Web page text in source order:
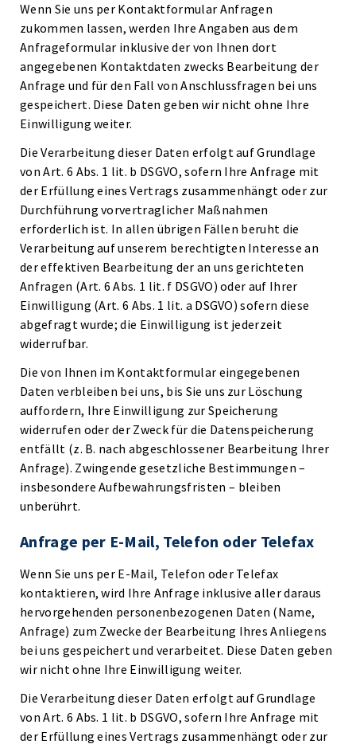
Wenn Sie uns per Kontaktformular Anfragen
zukommen lassen, werden Ihre Angaben aus dem
Anfrageformular inklusive der von Ihnen dort
angegebenen Kontaktdaten zwecks Bearbeitung der
Anfrage und für den Fall von Anschlussfragen bei uns
gespeichert. Diese Daten geben wir nicht ohne Ihre
Einwilligung weiter.
Die Verarbeitung dieser Daten erfolgt auf Grundlage
von Art. 6 Abs. 1 lit. b DSGVO, sofern Ihre Anfrage mit
der Erfüllung eines Vertrags zusammenhängt oder zur
Durchführung vorvertraglicher Maßnahmen
erforderlich ist. In allen übrigen Fällen beruht die
Verarbeitung auf unserem berechtigten Interesse an
der effektiven Bearbeitung der an uns gerichteten
Anfragen (Art. 6 Abs. 1 lit. f DSGVO) oder auf Ihrer
Einwilligung (Art. 6 Abs. 1 lit. a DSGVO) sofern diese
abgefragt wurde; die Einwilligung ist jederzeit
widerrufbar.
Die von Ihnen im Kontaktformular eingegebenen
Daten verbleiben bei uns, bis Sie uns zur Löschung
auffordern, Ihre Einwilligung zur Speicherung
widerrufen oder der Zweck für die Datenspeicherung
entfällt (z. B. nach abgeschlossener Bearbeitung Ihrer
Anfrage). Zwingende gesetzliche Bestimmungen –
insbesondere Aufbewahrungsfristen – bleiben
unberührt.
Anfrage per E-Mail, Telefon oder Telefax
Wenn Sie uns per E-Mail, Telefon oder Telefax
kontaktieren, wird Ihre Anfrage inklusive aller daraus
hervorgehenden personenbezogenen Daten (Name,
Anfrage) zum Zwecke der Bearbeitung Ihres Anliegens
bei uns gespeichert und verarbeitet. Diese Daten geben
wir nicht ohne Ihre Einwilligung weiter.
Die Verarbeitung dieser Daten erfolgt auf Grundlage
von Art. 6 Abs. 1 lit. b DSGVO, sofern Ihre Anfrage mit
der Erfüllung eines Vertrags zusammenhängt oder zur